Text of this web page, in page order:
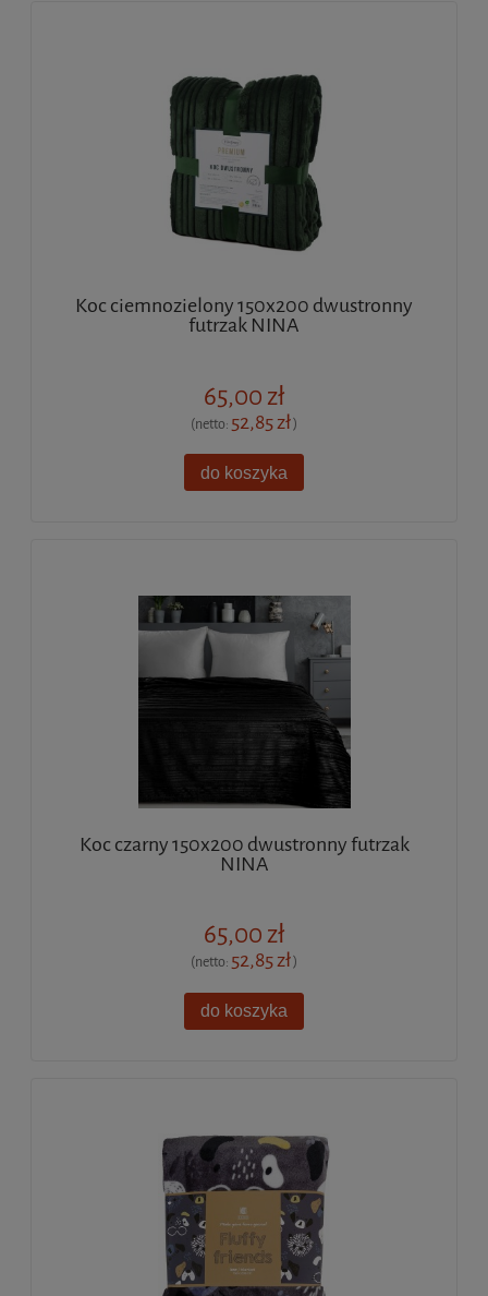
Koc ciemnozielony 150x200 dwustronny
futrzak NINA
65,00 zł
(netto: 52,85 zł)
do koszyka
Koc czarny 150x200 dwustronny futrzak
NINA
65,00 zł
(netto: 52,85 zł)
do koszyka